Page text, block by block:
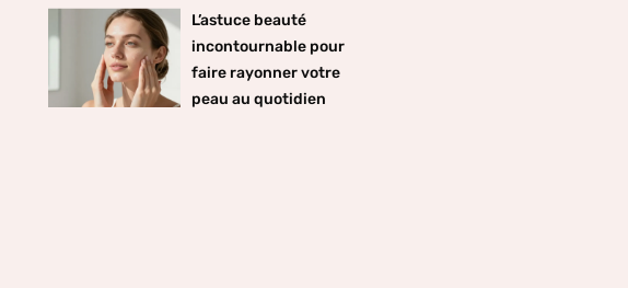
L’astuce beauté
incontournable pour
faire rayonner votre
peau au quotidien